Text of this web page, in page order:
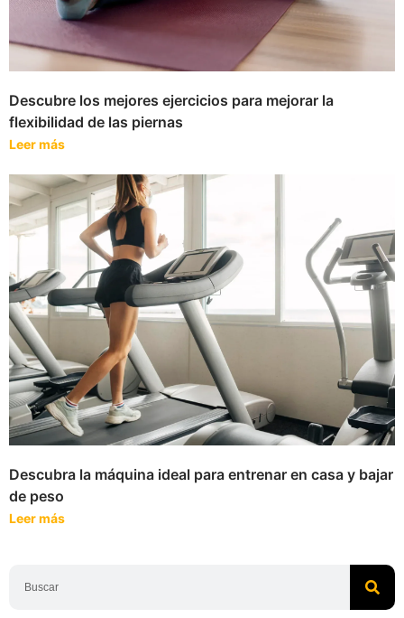
Descubre los mejores ejercicios para mejorar la
flexibilidad de las piernas
Leer más
Descubra la máquina ideal para entrenar en casa y bajar
de peso
Leer más